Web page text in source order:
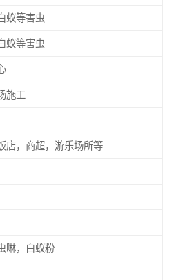
蚁等害虫
蚁等害虫
施工
店，商超，游乐场所等
啉，白蚁粉